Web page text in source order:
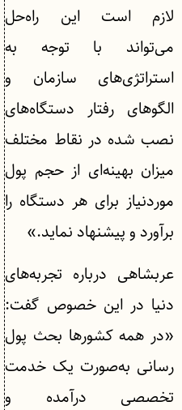
لازم است این راه‌حل
می‌تواند با توجه به
استراتژی‌های سازمان و
الگوهای رفتار دستگاه‌های
نصب شده در نقاط مختلف
میزان بهینه‌ای از حجم پول
موردنیاز برای هر دستگاه را
برآورد و پیشنهاد نماید.»
عربشاهی درباره تجربه‌های
دنیا در این خصوص گفت:
«در همه کشورها بحث پول
رسانی به‌صورت یک خدمت
تخصصی درآمده و